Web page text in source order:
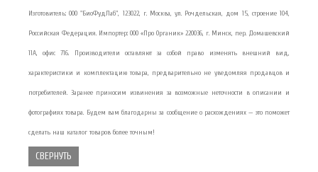
Изготовитель: ООО "БиоФудЛаб", 123022, г. Москва, ул. Рочдельская, дом 15, строение 104,
Российская Федерация. Импортер: ООО «Про Органик» 220036, г. Минск, пер. Домашевский
11А, офис 716. Производители оставляют за собой право изменять внешний вид,
характеристики и комплектацию товара, предварительно не уведомляя продавцов и
потребителей. Заранее приносим извинения за возможные неточности в описании и
фотографиях товара. Будем вам благодарны за сообщение о расхождениях — это поможет
сделать наш каталог товаров более точным!
СВЕРНУТЬ